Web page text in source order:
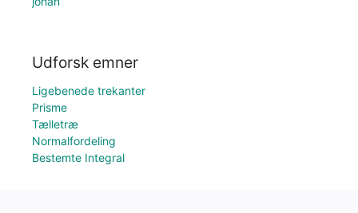
Udforsk emner
Ligebenede trekanter
Prisme
Tælletræ
Normalfordeling
Bestemte Integral